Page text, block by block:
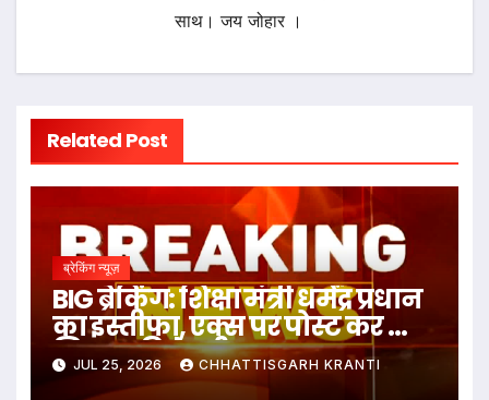
साथ। जय जोहार ।
Related Post
ब्रेकिंग न्यूज़
BIG ब्रेकिंग: शिक्षा मंत्री धर्मेंद्र प्रधान
का इस्तीफा, एक्स पर पोस्ट कर क्या
लिखा पढ़िये पूरी खबर
JUL 25, 2026 CHHATTISGARH KRANTI